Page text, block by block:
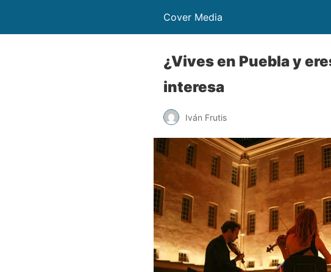
Cover Media
¿Vives en Puebla y
interesa
Iván Frutis